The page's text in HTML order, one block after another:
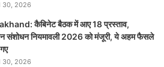
30, 2026
कैबिनेट बैठक में आए 18 प्रस्ताव,
संशोधन नियमावली 2026 को मंजूरी, ये अहम फैसले
30, 2026